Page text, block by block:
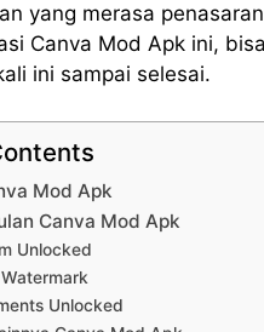
yang merasa penasaran
Canva Mod Apk ini,
ini sampai selesai.
Mod Apk
Canva Mod Apk
Unlocked
Unlocked